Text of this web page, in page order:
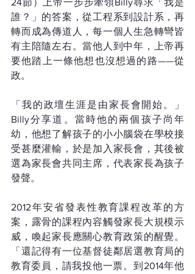
24節）上帝一步步牽領Billy尋求「我是
誰？」的答案，從工程系到設計系，再
轉而成為傳道人，每一個人生急轉彎皆
有主陪隨左右。當他人到中年，上帝再
要他踏上一條他想也沒想過的路——從
政。
「我的政壇生涯是由家長會開始。」
Billy分享道。當時他的兩個孩子尚年
幼，他想了解孩子的小小腦袋在學校接
受甚麼灌輸，於是加入家長會，其後被
選為家長會共同主席，代表家長為孩子
發聲。
2012年安省發表性教育課程改革的方
案，露骨的課程內容觸發家長大規模示
威，喚起家長應關心教育政策的醒覺。
「還記得有一位基督徒鄰居選教育局的
教育委員，請我投他一票。到2014年他